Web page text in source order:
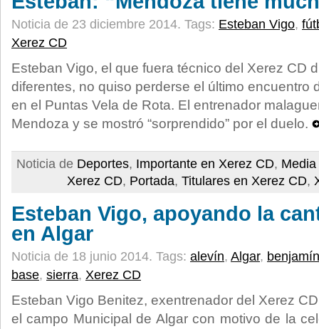
Noticia de 23 diciembre 2014. Tags: Esteban Vigo,
Xerez CD
Esteban Vigo, el que fuera técnico del Xerez CD
diferentes, no quiso perderse el último encuentro
en el Puntas Vela de Rota. El entrenador
Mendoza y se mostró “sorprendido” por el duelo.
Noticia de Deportes, Importante en Xerez CD,
Xerez CD, Portada, Titulares en Xerez CD,
Esteban Vigo, apoyando la
en Algar
Noticia de 18 junio 2014. Tags: alevín, Algar, benjamín
base, sierra, Xerez CD
Esteban Vigo Benitez, exentrenador del Xerez
el campo Municipal de Algar con motivo de la